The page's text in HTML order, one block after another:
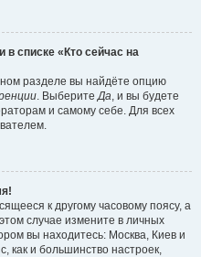
в списке «Кто сейчас на
разделе вы найдёте опцию
. ВыберитеДа, и вы будете
и самому себе. Для всех
к другому часовому поясу, а
случае измените в личных
вы находитесь: Москва, Киев и
как и большинство настроек,